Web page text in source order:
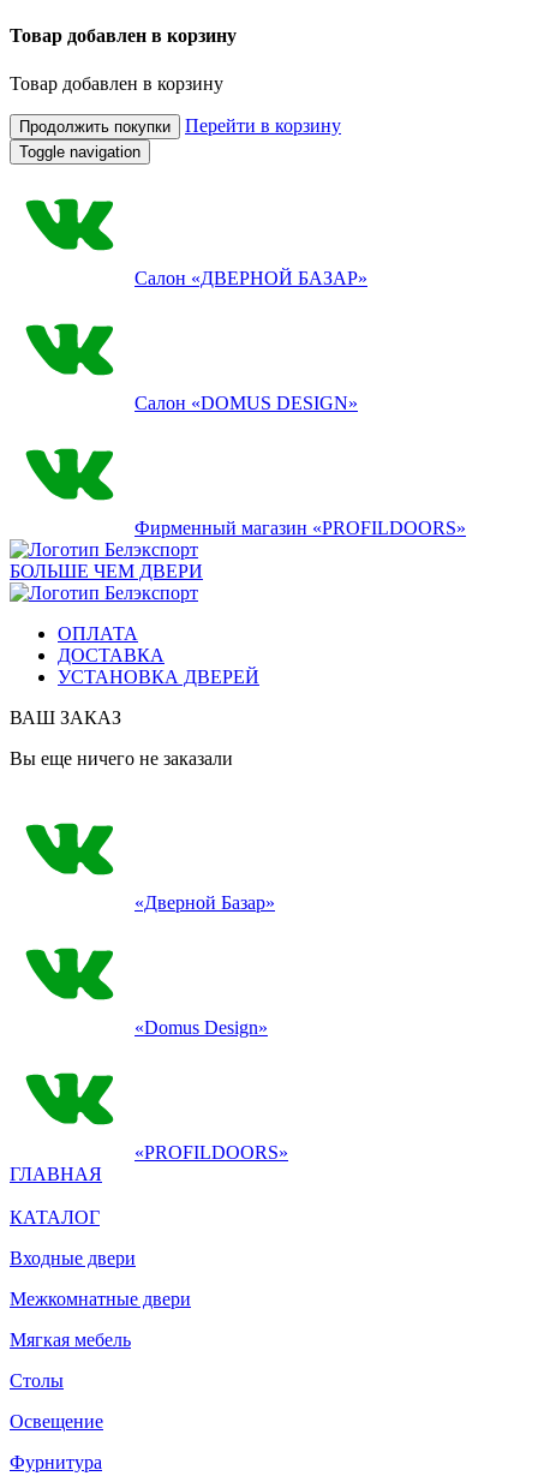
Товар добавлен в корзину
Товар добавлен в корзину
Продолжить покупки Перейти в корзину
Toggle navigation
Салон «ДВЕРНОЙ БАЗАР»
Салон «DOMUS DESIGN»
Фирменный магазин «PROFILDOORS»
БОЛЬШЕ ЧЕМ ДВЕРИ
ОПЛАТА
ДОСТАВКА
УСТАНОВКА ДВЕРЕЙ
ВАШ ЗАКАЗ
Вы еще ничего не заказали
«Дверной Базар»
«Domus Design»
«PROFILDOORS»
ГЛАВНАЯ
КАТАЛОГ
Входные двери
Межкомнатные двери
Мягкая мебель
Столы
Освещение
Фурнитура